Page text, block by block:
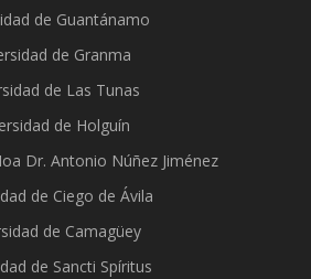
de Guantánamo
de Granma
de Las Tunas
de Holguín
Dr. Antonio Núñez Jiménez
de Ciego de Ávila
de Camagüey
de Sancti Spíritus